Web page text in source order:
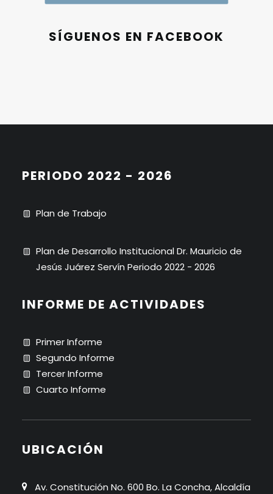
SÍGUENOS EN FACEBOOK
PERIODO 2022 - 2026
Plan de Trabajo
Plan de Desarrollo Institucional Dr. Mauricio de
Jesús Juárez Servín Periodo 2022 - 2026
INFORME DE ACTIVIDADES
Primer Informe
Segundo Informe
Tercer Informe
Cuarto Informe
UBICACIÓN
Av. Constitución No. 600 Bo. La Concha, Alcaldía